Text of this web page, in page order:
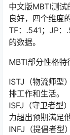
中文版MBTI测
良好，四个维度
TF：.541；JP
的数据。
MBTI部分性格特
ISTJ（物流师型
排工作和生活。
ISFJ（守卫者型
力超出预期满足他
INFJ（提倡者型